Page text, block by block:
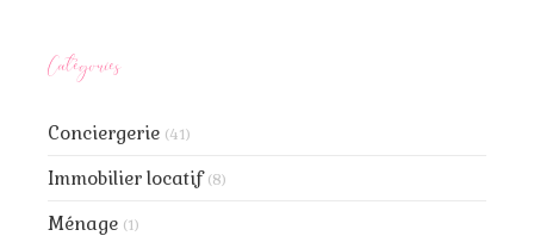
Catégories
Conciergerie (41)
Immobilier locatif (8)
Ménage (1)